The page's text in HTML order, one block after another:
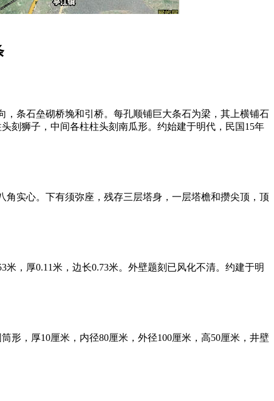
条石垒砌桥堍和引桥。每孔顺铺巨大条石为梁，其上横铺石
刻狮子，中间各柱柱头刻南瓜形。约始建于明代，民国15年
实心。下有须弥座，残存三层塔身，一层塔檐和攒尖顶，顶
，厚0.11米，边长0.73米。外壁题刻已风化不清。约建于明
形，厚10厘米，内径80厘米，外径100厘米，高50厘米，井壁